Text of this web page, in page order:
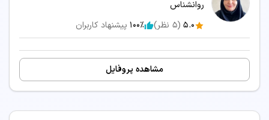
زمان انتظار و نزدیک‌ترین وقت آزاد برای رزرو نوبت
مشاوره آنلاین درمان اضطراب
روانشناس
5.0
(
5 نظر) 100٪ پیشنهاد کاربران
مشاهده پروفایل